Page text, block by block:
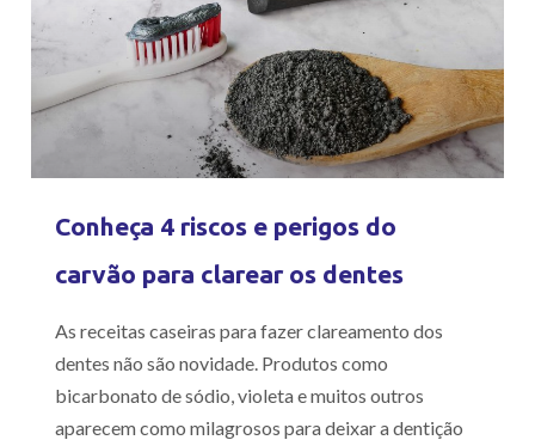
Conheça 4 riscos e perigos do
carvão para clarear os dentes
As receitas caseiras para fazer clareamento dos
dentes não são novidade. Produtos como
bicarbonato de sódio, violeta e muitos outros
aparecem como milagrosos para deixar a dentição